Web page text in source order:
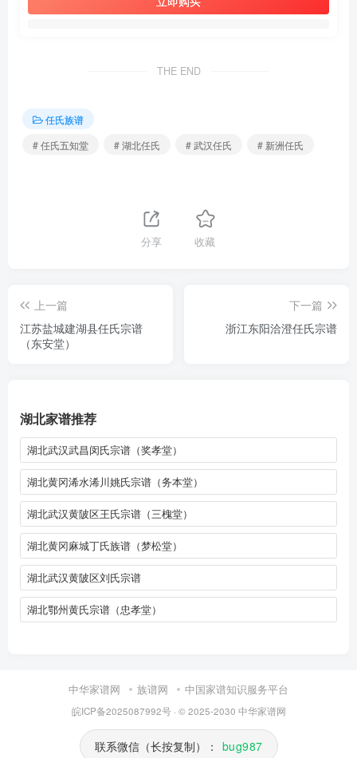
THE END
任氏族谱
# 任氏五知堂
# 湖北任氏 # 武汉任氏 # 新洲任氏
分享 收藏
上一篇
江苏盐城建湖县任氏宗谱
（东安堂）
下一篇
浙江东阳洽澄任氏宗谱
湖北家谱推荐
湖北武汉武昌闵氏宗谱（奖孝堂）
湖北黄冈浠水浠川姚氏宗谱（务本堂）
湖北武汉黄陂区王氏宗谱（三槐堂）
湖北黄冈麻城丁氏族谱（梦松堂）
湖北武汉黄陂区刘氏宗谱
湖北鄂州黄氏宗谱（忠孝堂）
中华家谱网 族谱网 中国家谱知识服务平台
皖ICP备2025087992号· © 2025-2030 中华家谱网
联系微信（长按复制）： bug987